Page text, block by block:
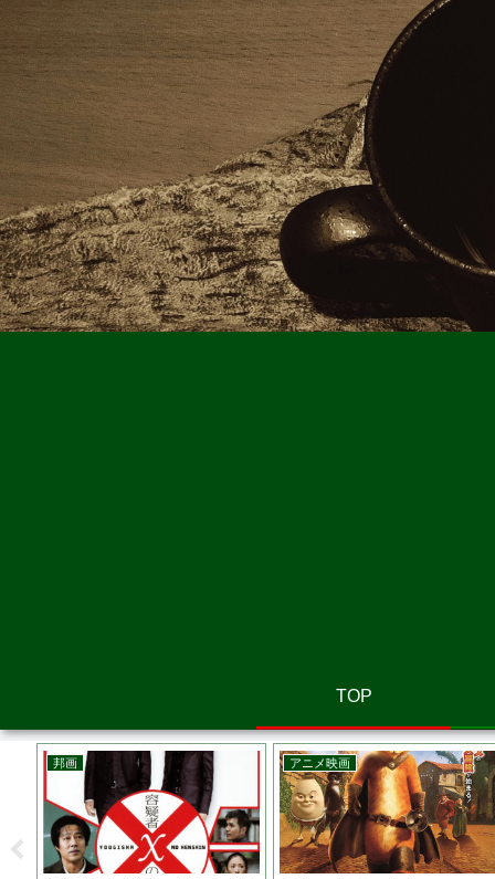
TOP
邦画 邦画